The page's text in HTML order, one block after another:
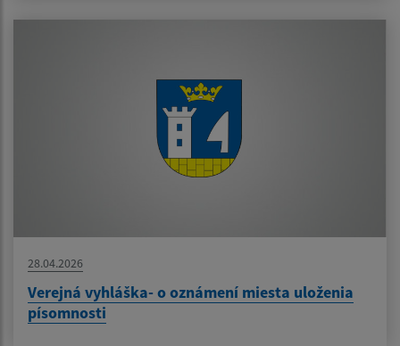
28.04.2026
Verejná vyhláška- o oznámení miesta uloženia
písomnosti